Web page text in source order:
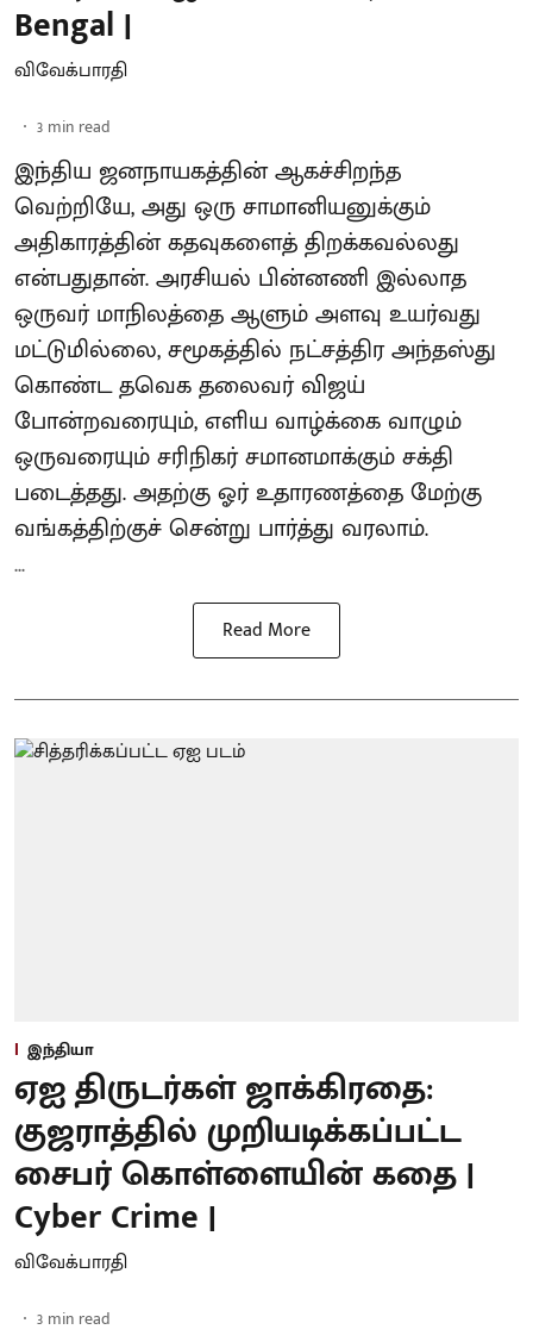
Bengal |
விவேக்பாரதி
3 min read
இந்திய ஜனநாயகத்தின் ஆகச்சிறந்த
வெற்றியே, அது ஒரு சாமானியனுக்கும்
அதிகாரத்தின் கதவுகளைத் திறக்கவல்லது
என்பதுதான். அரசியல் பின்னணி இல்லாத
ஒருவர் மாநிலத்தை ஆளும் அளவு உயர்வது
மட்டுமில்லை, சமூகத்தில் நட்சத்திர அந்தஸ்து
கொண்ட தவெக தலைவர் விஜய்
போன்றவரையும், எளிய வாழ்க்கை வாழும்
ஒருவரையும் சரிநிகர் சமானமாக்கும் சக்தி
படைத்தது. அதற்கு ஓர் உதாரணத்தை மேற்கு
வங்கத்திற்குச் சென்று பார்த்து வரலாம்.
...
Read More
இந்தியா
ஏஐ திருடர்கள் ஜாக்கிரதை:
குஜராத்தில் முறியடிக்கப்பட்ட
சைபர் கொள்ளையின் கதை |
Cyber Crime |
விவேக்பாரதி
3 min read